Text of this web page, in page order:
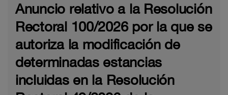
Anuncio relativo a la Resolución
Rectoral 100/2026 por la que se
autoriza la modificación de
determinadas estancias
incluidas en la Resolución